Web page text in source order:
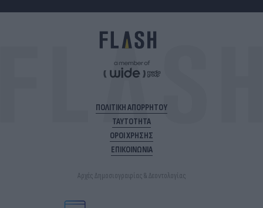
ΠΟΛΙΤΙΚΗ ΑΠΟΡΡΗΤΟΥ
ΤΑΥΤΟΤΗΤΑ
ΟΡΟΙ ΧΡΗΣΗΣ
ΕΠΙΚΟΙΝΩΝΙΑ
Αρχές Δημοσιογραφίας & Δεοντολογίας